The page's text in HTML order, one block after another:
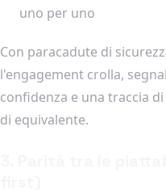
uno per uno
Con paracadute di
l'engagement crolla,
confidenza e una traccia
di equivalente.